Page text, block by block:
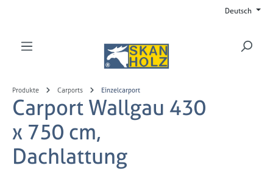
Produkte Carports Einzelcarport
Carport Wallgau 430
x 750 cm,
Dachlattung
Deutsch